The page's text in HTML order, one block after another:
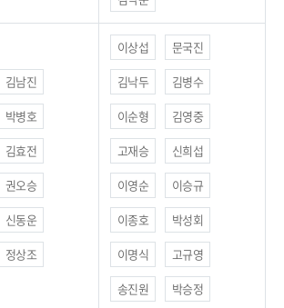
김남진
박병호
김효전
권오승
신동운
정상조
이상섭
문국진
김낙두
김병수
이순형
김영중
고재승
신희섭
이영순
이승규
이종호
박성회
이명식
고규영
송진원
박승정